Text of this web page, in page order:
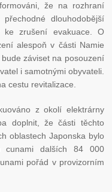
že na rozhraní
dlouhodobější
zrušení evakuace. O
alespoň v části Namie
záviset na posouzení
i samotnými obyvateli.
cestu revitalizace.
z okolí elektrárny
doplnit, že části těchto
oblastech Japonska bylo
cunami dalších 84 000
pořád v provizorním